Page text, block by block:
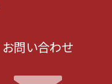
お問い合わせ